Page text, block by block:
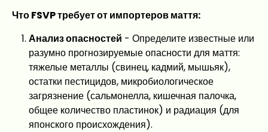
Что FSVP требует от импортеров маття:
Анализ опасностей - Определите известные или
разумно прогнозируемые опасности для маття:
тяжелые металлы (свинец, кадмий, мышьяк),
остатки пестицидов, микробиологическое
загрязнение (сальмонелла, кишечная палочка,
общее количество пластинок) и радиация (для
японского происхождения).